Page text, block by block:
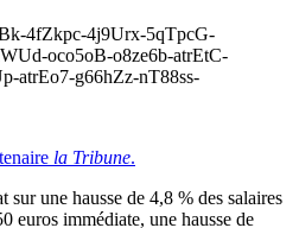
4fZkpc-4j9Urx-5qTpcG-
oco5oB-o8ze6b-atrEtC-
atrEo7-g66hZz-nT88ss-
la Tribune.
une hausse de 4,8 % des salaires
euros immédiate, une hausse de